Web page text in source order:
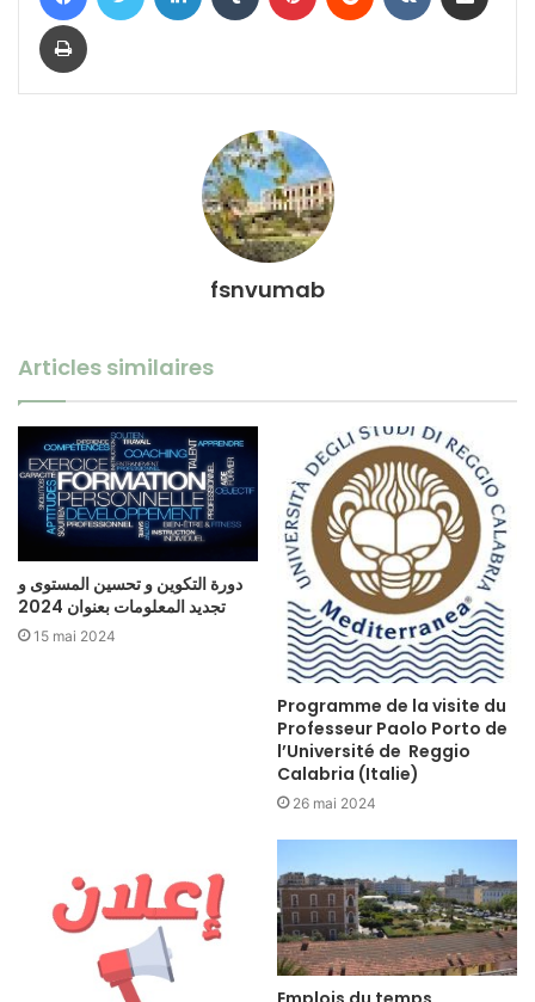
Imprimer
fsnvumab
Articles similaires
دورة التكوين و تحسين المستوى و
تجديد المعلومات بعنوان 2024
15 mai 2024
Programme de la visite du
Professeur Paolo Porto de
l’Université de Reggio
Calabria (Italie)
26 mai 2024